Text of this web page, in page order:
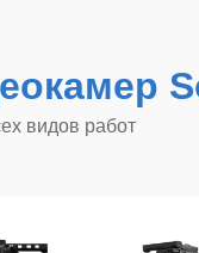
видов работ